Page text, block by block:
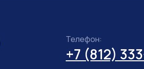
+7 (812)
Телефон: